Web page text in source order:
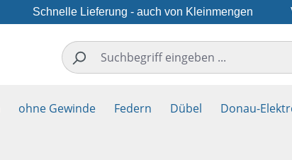
Schnelle Lieferung - auch von Kleinmengen
ohne Gewinde Federn Dübel Donau-